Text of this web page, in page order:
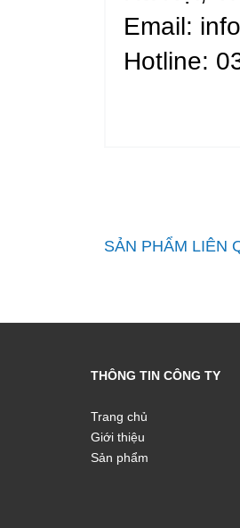
Email:
Hotline:
SẢN PHẨM LIÊN
THÔNG TIN CÔNG TY
Trang chủ
Giới thiệu
Sản phẩm